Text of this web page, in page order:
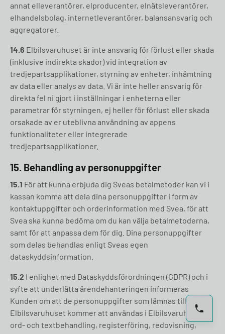
annat elleverantörer, elproducenter, elnätsleverantörer,
elhandelsbolag, internetleverantörer, balansansvarig och
aggregatorer.
14.6 Elbilsvaruhuset är inte ansvarig för förlust eller skada
(inklusive indirekta skador) vid integration av
tredjepartsapplikationer, styrning av enheter, inhämtning
av data eller analys av data. Vi är inte heller ansvarig för
direkta fel ni gjort i inställningar i enheterna eller
parametrar för styrningen, ej heller för förlust eller skada
orsakade av er uteblivna användning av appens
funktionaliteter eller integrerade
tredjepartsapplikationer.
15. Behandling av personuppgifter
15.1 För att kunna erbjuda dig Sveas betalmetoder kan vi i
kassan komma att dela dina personuppgifter i form av
kontaktuppgifter och orderinformation med Svea, för att
Svea ska kunna bedöma om du kan välja betalmetoderna,
samt för att anpassa dem för dig. Dina personuppgifter
som delas behandlas enligt Sveas egen
dataskyddsinformation.
15.2 I enlighet med Dataskyddsförordningen (GDPR) och i
syfte att underlätta ärendehanteringen informeras
Kunden om att de personuppgifter som lämnas till
Elbilsvaruhuset kommer att användas i Elbilsvaruhuset
ord- och textbehandling, registerföring, redovisning,